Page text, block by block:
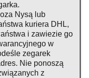
Nysą lub
kuriera DHL,
i zawiezie go
w
zegarek
Nie ponoszą
z